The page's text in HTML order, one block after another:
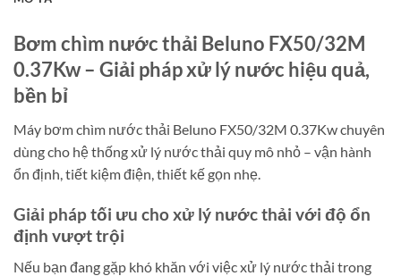
Bơm chìm nước thải Beluno FX50/32M
0.37Kw – Giải pháp xử lý nước hiệu quả,
bền bỉ
Máy bơm chìm nước thải Beluno FX50/32M 0.37Kw chuyên
dùng cho hệ thống xử lý nước thải quy mô nhỏ – vận hành
ổn định, tiết kiệm điện, thiết kế gọn nhẹ.
Giải pháp tối ưu cho xử lý nước thải với độ ổn
định vượt trội
Nếu bạn đang gặp khó khăn với việc xử lý nước thải trong